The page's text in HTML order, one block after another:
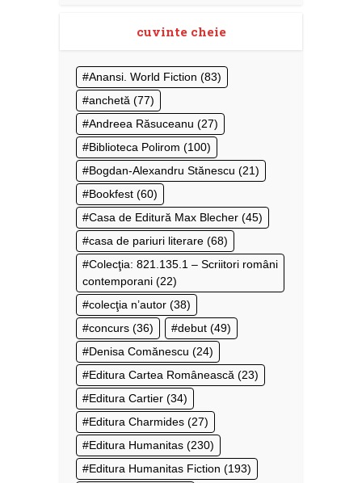
cuvinte cheie
Anansi. World Fiction (83)
anchetă (77)
Andreea Răsuceanu (27)
Biblioteca Polirom (100)
Bogdan-Alexandru Stănescu (21)
Bookfest (60)
Casa de Editură Max Blecher (45)
casa de pariuri literare (68)
Colecţia: 821.135.1 – Scriitori români
contemporani (22)
colecţia n’autor (38)
concurs (36) debut (49)
Denisa Comănescu (24)
Editura Cartea Românească (23)
Editura Cartier (34)
Editura Charmides (27)
Editura Humanitas (230)
Editura Humanitas Fiction (193)